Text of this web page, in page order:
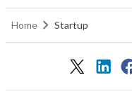
Home Startup